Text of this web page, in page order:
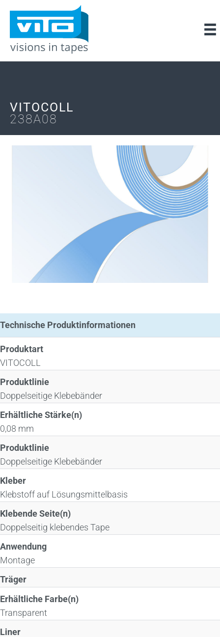
VITOCOLL
238A08
Technische Produktinformationen
Produktart
VITOCOLL
Produktlinie
Doppelseitige Klebebänder
Erhältliche Stärke(n)
0,08 mm
Produktlinie
Doppelseitige Klebebänder
Kleber
Klebstoff auf Lösungsmittelbasis
Klebende Seite(n)
Doppelseitig klebendes Tape
Anwendung
Montage
Träger
Erhältliche Farbe(n)
Transparent
Liner